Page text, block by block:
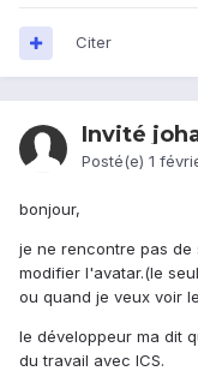
Citer
Invité
Posté(e) 1
bonjour,
je ne rencontre pas
modifier l'avatar.(le
ou quand je veux voir
le développeur ma dit
du travail avec ICS.